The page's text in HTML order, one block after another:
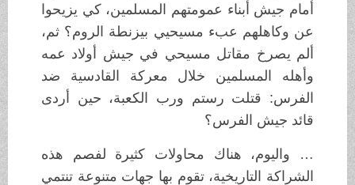
أمام جيش أبناء عمومتهم المسلمين، كي يزيحوا
عن وكاهلهم عبء مسيحيي بيزنطة الروم؟ ثم،
ألم يصرخ مقاتل مسيحي في جيش أولاد عمه
وأهله المسلمين خلال معركة القادسية ضد
الفرس: قتلت رستم ورب الكعبة، حين أردى
قائد جيش الفرس؟
… واليوم، هناك محاولات كثيرة لفصم هذه
الشراكة التاريخية، تقوم بها جهات متنوعة تنتمي